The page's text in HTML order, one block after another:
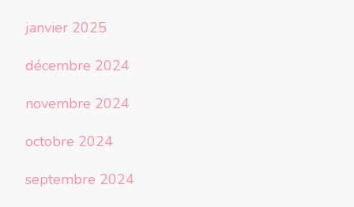
janvier 2025
décembre 2024
novembre 2024
octobre 2024
septembre 2024